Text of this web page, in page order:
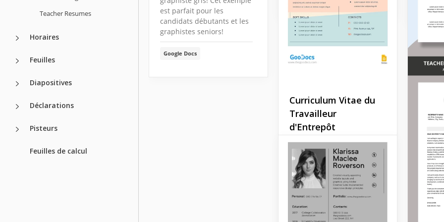
Teacher Resumes
Horaires
Feuilles
Diapositives
Déclarations
Pisteurs
Feuilles de calcul
Curriculum Vitae du
Travailleur
d'Entrepôt
Êtes-vous à la recherche
d'un modèle de CV
adaptable conçu pour les
travailleurs d'entrepôt? Ne
cherchez pas plus loin que
notre modèle de CV de
base pour travailleur
est parfait pour les
candidats débutants et les
graphistes seniors!
Google Docs